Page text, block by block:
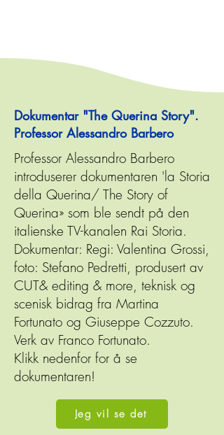
Dokumentar "The Querina Story".
Professor Alessandro Barbero
Professor Alessandro Barbero
introduserer dokumentaren 'la Storia
della Querina/ The Story of
Querina» som ble sendt på den
italienske TV-kanalen Rai Storia.
Dokumentar: Regi: Valentina Grossi,
foto: Stefano Pedretti, produsert av
CUT& editing & more, teknisk og
scenisk bidrag fra Martina
Fortunato og Giuseppe Cozzuto.
Verk av Franco Fortunato.
Klikk nedenfor for å se
dokumentaren!
Jeg vil se det